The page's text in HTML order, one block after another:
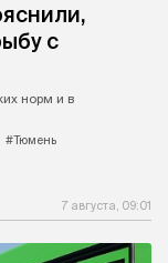
с
норм и в
#Тюмень
7 августа, 09:01